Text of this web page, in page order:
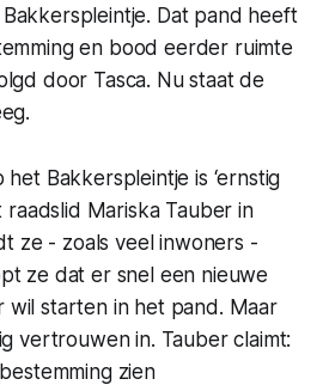
Dat pand heeft
en bood eerder ruimte
door Tasca. Nu staat de
Bakkerspleintje is ‘ernstig
raadslid Mariska Tauber in
ze - zoals veel inwoners -
ze dat er snel een nieuwe
wil starten in het pand. Maar
vertrouwen in. Tauber claimt:
zien